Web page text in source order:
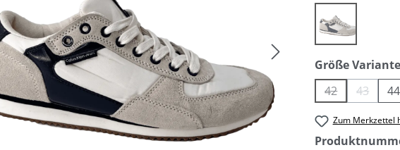
blau weiß
(Diese
Größe
42(Diese Option
43(Diese44
Zum Merkzettel